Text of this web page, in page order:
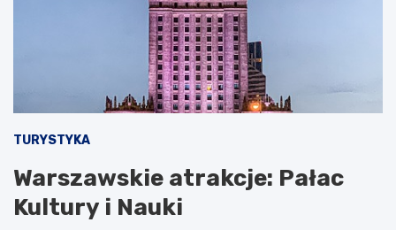
TURYSTYKA
Warszawskie atrakcje: Pałac
Kultury i Nauki